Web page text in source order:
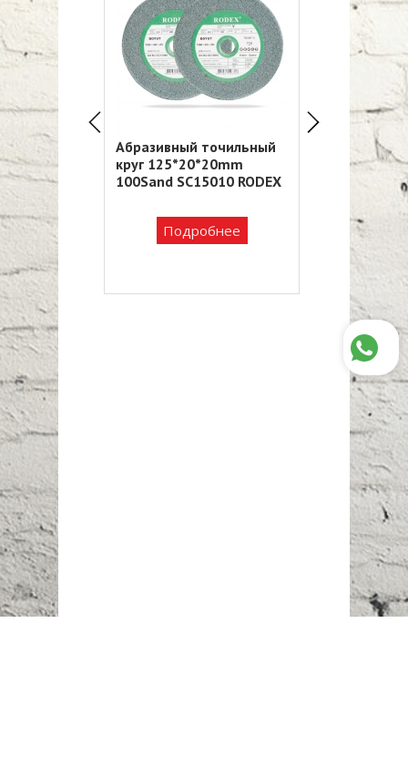
RODEX
Абразивный точильный
круг 125*20*20mm
100Sand SC15010 RODEX
Подробнее
Абразивный
круг
100Sand